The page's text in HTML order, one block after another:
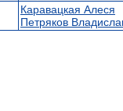
Каравацкая Алеся
Петряков